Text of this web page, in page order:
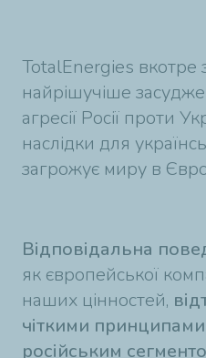
TotalEnergies вкотре
найрішучіше
агресії Росії проти
наслідки для
загрожує миру в
Відповідальна
як європейської
наших цінностей,
чіткими
російським